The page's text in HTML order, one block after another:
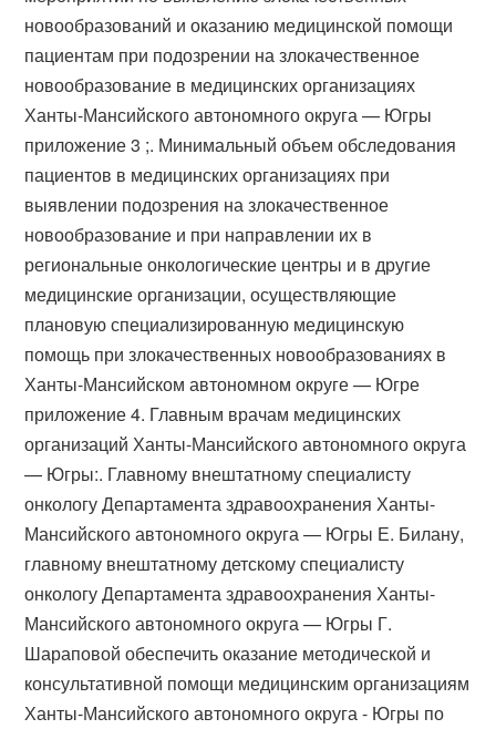
новообразований и оказанию медицинской помощи
пациентам при подозрении на злокачественное
новообразование в медицинских организациях
Ханты-Мансийского автономного округа — Югры
приложение 3 ;. Минимальный объем обследования
пациентов в медицинских организациях при
выявлении подозрения на злокачественное
новообразование и при направлении их в
региональные онкологические центры и в другие
медицинские организации, осуществляющие
плановую специализированную медицинскую
помощь при злокачественных новообразованиях в
Ханты-Мансийском автономном округе — Югре
приложение 4. Главным врачам медицинских
организаций Ханты-Мансийского автономного округа
— Югры:. Главному внештатному специалисту
онкологу Департамента здравоохранения Ханты-
Мансийского автономного округа — Югры Е. Билану,
главному внештатному детскому специалисту
онкологу Департамента здравоохранения Ханты-
Мансийского автономного округа — Югры Г.
Шараповой обеспечить оказание методической и
консультативной помощи медицинским организациям
Ханты-Мансийского автономного округа - Югры по